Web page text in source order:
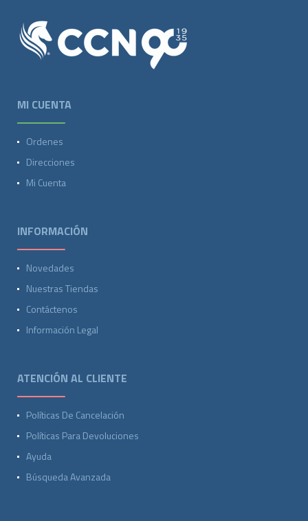
MI CUENTA
Ordenes
Direcciones
Mi Cuenta
INFORMACIÓN
Novedades
Nuestras Tiendas
Contáctenos
Información Legal
ATENCIÓN AL CLIENTE
Políticas De Cancelación
Políticas Para Devoluciones
Ayuda
Búsqueda Avanzada